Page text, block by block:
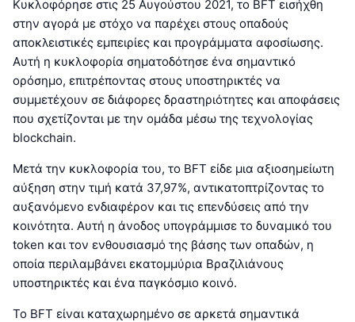
Κυκλοφόρησε στις 25 Αυγούστου 2021, το BFT εισήχθη
στην αγορά με στόχο να παρέχει στους οπαδούς
αποκλειστικές εμπειρίες και προγράμματα αφοσίωσης.
Αυτή η κυκλοφορία σηματοδότησε ένα σημαντικό
ορόσημο, επιτρέποντας στους υποστηρικτές να
συμμετέχουν σε διάφορες δραστηριότητες και αποφάσεις
που σχετίζονται με την ομάδα μέσω της τεχνολογίας
blockchain.
Μετά την κυκλοφορία του, το BFT είδε μια αξιοσημείωτη
αύξηση στην τιμή κατά 37,97%, αντικατοπτρίζοντας το
αυξανόμενο ενδιαφέρον και τις επενδύσεις από την
κοινότητα. Αυτή η άνοδος υπογράμμισε το δυναμικό του
token και τον ενθουσιασμό της βάσης των οπαδών, η
οποία περιλαμβάνει εκατομμύρια Βραζιλιάνους
υποστηρικτές και ένα παγκόσμιο κοινό.
Το BFT είναι καταχωρημένο σε αρκετά σημαντικά